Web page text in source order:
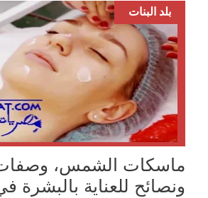
بلد البنات
ماسكات الشمس،
ونصائح للعناية بالبشرة